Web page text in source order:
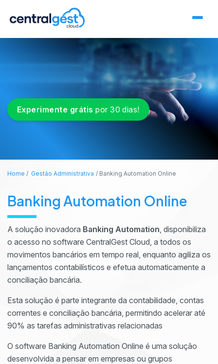
Experimente grátis por 30 dias!
Home Gestão Administrativa Banking Automation Online
Banking Automation Online
A solução inovadora Banking Automation, disponibiliza
o acesso no software CentralGest Cloud, a todos os
movimentos bancários em tempo real, enquanto agiliza os
lançamentos contabilísticos e efetua automaticamente a
conciliação bancária.
Esta solução é parte integrante da contabilidade, contas
correntes e conciliação bancária, permitindo acelerar até
90% as tarefas administrativas relacionadas
O software Banking Automation Online é uma solução
desenvolvida a pensar em empresas ou grupos